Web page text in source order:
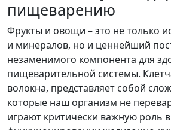
пищеварению
Фрукты и овощи – это не только
и минералов, но и ценнейший
незаменимого компонента для
пищеварительной системы.
волокна, представляет собой
которые наш организм не
играют критически важную роль в